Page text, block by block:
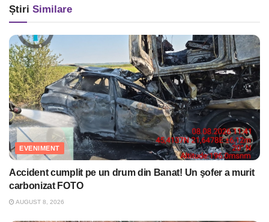
Știri Similare
EVENIMENT
Accident cumplit pe un drum din Banat! Un şofer a murit
carbonizat FOTO
AUGUST 8, 2026